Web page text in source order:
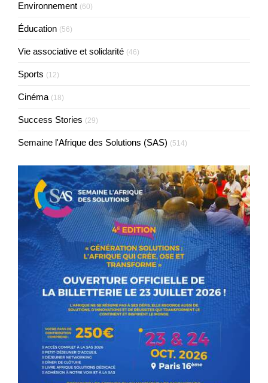
Environnement (60)
Éducation (56)
Vie associative et solidarité (46)
Sports (12)
Cinéma (18)
Success Stories (29)
Semaine l'Afrique des Solutions (SAS) (514)